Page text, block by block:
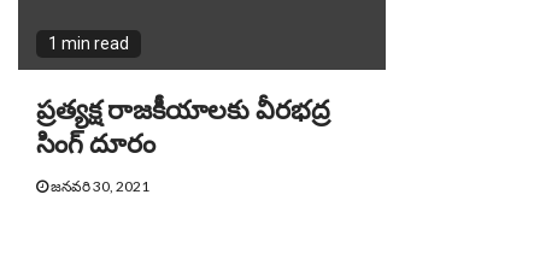
1 min read
ప్రత్యక్ష రాజకీయాలకు వీరభద్ర
సింగ్ దూరం
జనవరి 30, 2021